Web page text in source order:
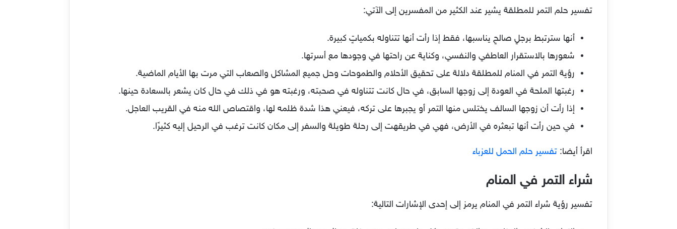
تفسير حلم التمر للمطلقة يشير عند الكثير من المفسرين إلى الآتي:
أنها سترتبط برجلٍ صالحٍ يناسبها، فقط إذا رأت أنها تتناوله بكمياتٍ كبيرة.
شعورها بالاستقرار العاطفي والنفسي، وكناية عن راحتها في وجودها مع أسرتها.
رؤية التمر في المنام للمطلقة دلالة على تحقيق الأحلام والطموحات وحل جميع المشاكل والصعاب التي مرت بها الأيام الماضية.
رغبتها الملحة في العودة إلى زوجها السابق، في حال كانت تتناوله في صحبته، ورغبته هو في ذلك في حال كان يشعر بالسعادة حينها.
إذا رأت أن زوجها السالف يختلس منها التمر أو يجبرها على تركه، فيعني هذا شدة ظلمه لها، واقتصاص الله منه في القريب العاجل.
في حين رأت أنها تبعثره في الأرض، فهي في طريقهت إلى رحلة طويلة والسفر إلى مكان كانت ترغب في الرحيل إليه كثيرًا.
اقرأ أيضا: تفسير حلم الحمل للعزباء
شراء التمر في المنام
تفسير رؤية شراء التمر في المنام يرمز إلى إحدى الإشارات التالية: